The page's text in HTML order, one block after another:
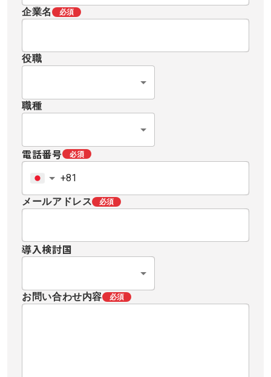
企業名 必須
役職
職種
電話番号 必須
メールアドレス 必須
導入検討国
お問い合わせ内容 必須